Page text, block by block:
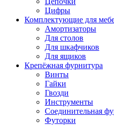
Цифры
Комплектующие для
Амортизаторы
Для столов
Для шкафчиков
Для ящиков
Крепёжная фурнитура
Винты
Гайки
Гвозди
Инструменты
Соединительная
Футорки